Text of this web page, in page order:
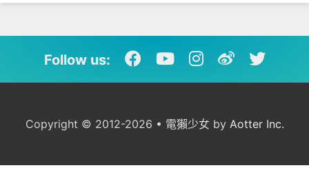
Follow us:
Copyright © 2012-2026 • 電獺少女 by Aotter Inc.